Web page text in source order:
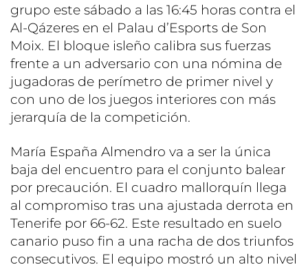
grupo este sábado a las 16:45 horas contra el
Al-Qázeres en el Palau d’Esports de Son
Moix. El bloque isleño calibra sus fuerzas
frente a un adversario con una nómina de
jugadoras de perímetro de primer nivel y
con uno de los juegos interiores con más
jerarquía de la competición.
María España Almendro va a ser la única
baja del encuentro para el conjunto balear
por precaución. El cuadro mallorquín llega
al compromiso tras una ajustada derrota en
Tenerife por 66-62. Este resultado en suelo
canario puso fin a una racha de dos triunfos
consecutivos. El equipo mostró un alto nivel